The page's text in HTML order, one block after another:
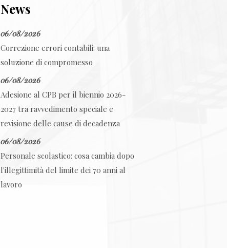
News
06/08/2026
Correzione errori contabili: una
soluzione di compromesso
06/08/2026
Adesione al CPB per il biennio 2026-
2027 tra ravvedimento speciale e
revisione delle cause di decadenza
06/08/2026
Personale scolastico: cosa cambia dopo
l'illegittimità del limite dei 70 anni al
lavoro